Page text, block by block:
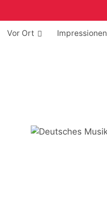
Vor Ort Impressionen